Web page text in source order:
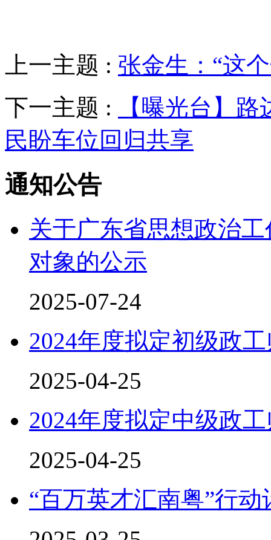
上一主题 : 张金生：“这
下一主题 :
【曝光台】
民盼车位回归共享
通知公告
关于广东省思想政治
对象的公示
2025-07-24
2024年度拟定初级政
2025-04-25
2024年度拟定中级政
2025-04-25
“百万英才汇南粤”行